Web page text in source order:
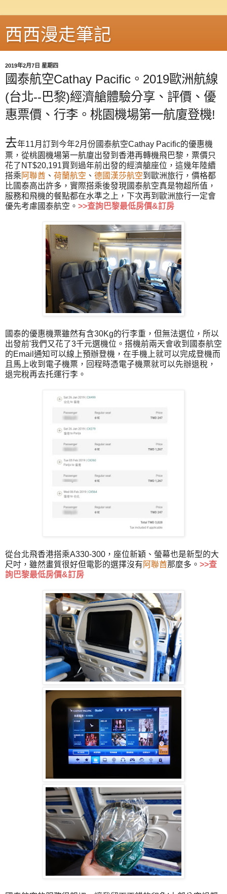
西西漫走筆記
2019年2月7日 星期四
國泰航空Cathay Pacific。2019歐洲航線
(台北--巴黎)經濟艙體驗分享、評價、優
惠票價、行李。桃園機場第一航廈登機!
去年11月訂到今年2月份國泰航空Cathay Pacific的優惠機
票，從桃園機場第一航廈出發到香港再轉機飛巴黎，票價只
花了NT$20,191買到過年前出發的經濟艙座位，這幾年陸續
搭乘 阿聯酋 、 荷蘭航空 、 德國漢莎航空到歐洲旅行，價格都
比國泰高出許多，實際搭乘後發現國泰航空真是物超所值，
服務和飛機的餐點都在水準之上，下次再到歐洲旅行一定會
優先考慮國泰航空。 >>查詢巴黎最低房價&訂房
國泰的優惠機票雖然有含30Kg的行李重，但無法選位，所以
出發前'我們又花了3千元選機位。搭機前兩天會收到國泰航空
的Email通知可以線上預辦登機，在手機上就可以完成登機而
且馬上收到電子機票，回程時憑電子機票就可以先辦退稅，
退完稅再去托運行李。
從台北飛香港搭乘A330-300，座位新穎、螢幕也是新型的大
尺吋，雖然畫質很好但電影的選擇沒有 阿聯酋那麼多。 >>查
詢巴黎最低房價&訂房